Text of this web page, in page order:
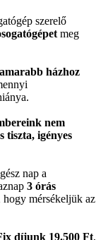
szerelő
meg
házhoz
nem
tiszta, igényes
nap a
3 órás
mérsékeljük az
díjunk 19.500 Ft,